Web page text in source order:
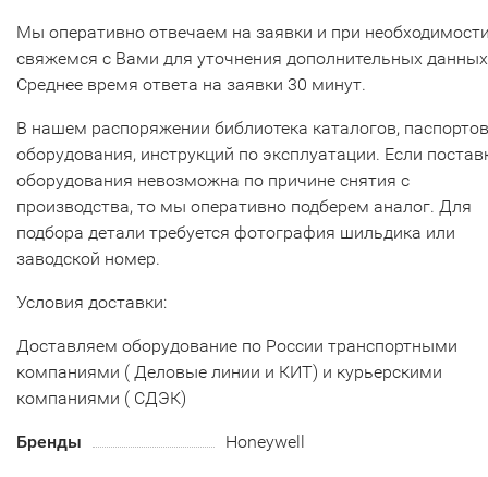
Мы оперативно отвечаем на заявки и при
свяжемся с Вами для уточнения дополнительных
Среднее время ответа на заявки 30 минут.
В нашем распоряжении библиотека каталогов, паспортов
оборудования, инструкций по эксплуатации. Если
оборудования невозможна по причине снятия с
производства, то мы оперативно подберем аналог. Для
подбора детали требуется фотография шильдика или
заводской номер.
Условия доставки:
Доставляем оборудование по России транспортными
компаниями ( Деловые линии и КИТ) и курьерскими
компаниями ( СДЭК)
Бренды Honeywell